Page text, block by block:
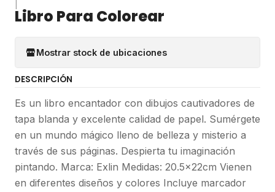
Libro Para Colorear
Mostrar stock de ubicaciones
DESCRIPCIÓN
Es un libro encantador con dibujos cautivadores de
tapa blanda y excelente calidad de papel. Sumérgete
en un mundo mágico lleno de belleza y misterio a
través de sus páginas. Despierta tu imaginación
pintando. Marca: Exlin Medidas: 20.5x22cm Vienen
en diferentes diseños y colores Incluye marcador